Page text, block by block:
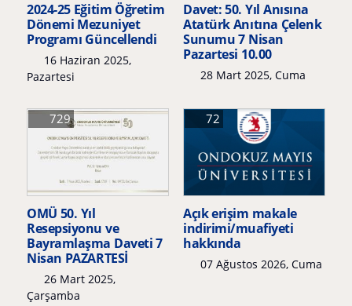
2024-25 Eğitim Öğretim
Dönemi Mezuniyet
Programı Güncellendi
16 Haziran 2025,
Pazartesi
Davet: 50. Yıl Anısına
Atatürk Anıtına Çelenk
Sunumu 7 Nisan
Pazartesi 10.00
28 Mart 2025, Cuma
OMÜ 50. Yıl
Resepsiyonu ve
Bayramlaşma Daveti 7
Nisan PAZARTESİ
26 Mart 2025,
Çarşamba
729
Açık erişim makale
indirimi/muafiyeti
hakkında
07 Ağustos 2026, Cuma
72